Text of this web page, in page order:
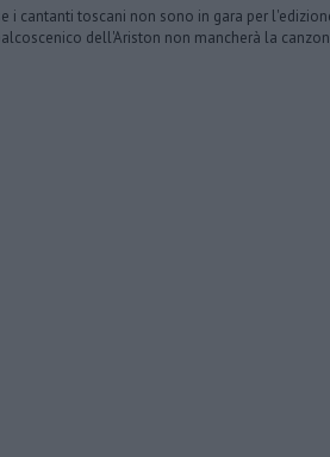
i cantanti toscani non sono in gara per
dell'Ariston non mancherà la